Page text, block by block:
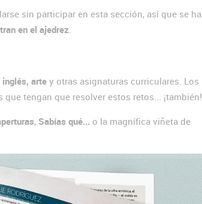
sin participar en esta sección, así que se ha
en el ajedrez.
arte y otras asignaturas curriculares. Los
tengan que resolver estos retos... ¡también!
, Sabías qué... o la magnífica viñeta de